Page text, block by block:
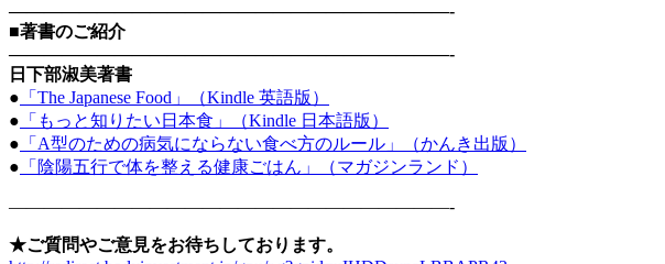
—————————————————————————-
■著書のご紹介
—————————————————————————-
日下部淑美著書
● 「The Japanese Food」（Kindle 英語版）
● 「もっと知りたい日本食」（Kindle 日本語版）
● 「A型のための病気にならない食べ方のルール」（かんき出版）
● 「陰陽五行で体を整える健康ごはん」（マガジンランド）
—————————————————————————-
★ご質問やご意見をお待ちしております。